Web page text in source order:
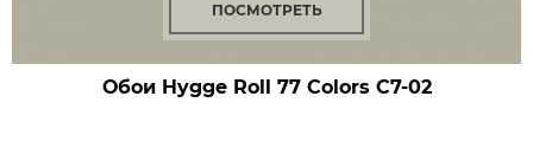
ПОСМОТРЕТЬ
Обои Hygge Roll 77 Colors C7-02